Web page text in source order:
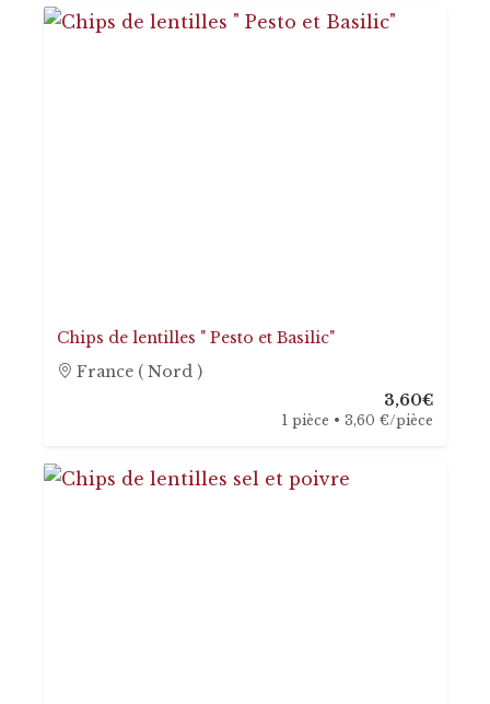
Chips de lentilles " Pesto et Basilic"
France ( Nord )
3,60€
1 pièce • 3,60 €/pièce